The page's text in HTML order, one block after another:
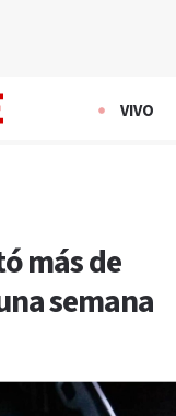
VIVO
más de
semana